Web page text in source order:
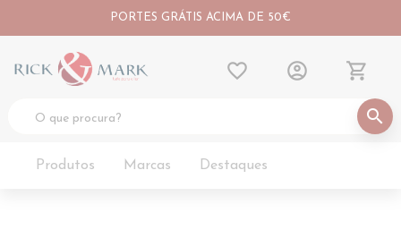
PORTES GRÁTIS ACIMA DE 50€
search
favorite_border account_circle shopping_cart
Produtos Marcas Destaques